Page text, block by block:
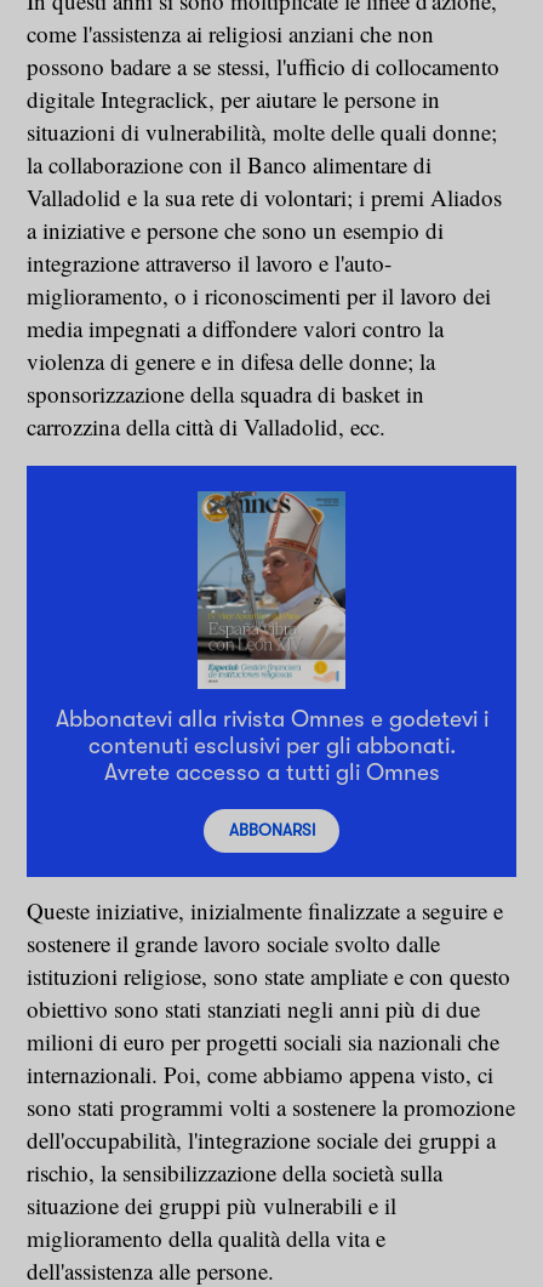
come l'assistenza ai religiosi anziani che non
possono badare a se stessi, l'ufficio di collocamento
digitale Integraclick, per aiutare le persone in
situazioni di vulnerabilità, molte delle quali donne;
la collaborazione con il Banco alimentare di
Valladolid e la sua rete di volontari; i premi Aliados
a iniziative e persone che sono un esempio di
integrazione attraverso il lavoro e l'auto-
miglioramento, o i riconoscimenti per il lavoro dei
media impegnati a diffondere valori contro la
violenza di genere e in difesa delle donne; la
sponsorizzazione della squadra di basket in
carrozzina della città di Valladolid, ecc.
Abbonatevi alla rivista Omnes e godetevi i
contenuti esclusivi per gli abbonati.
Avrete accesso a tutti gli Omnes
ABBONARSI
Queste iniziative, inizialmente finalizzate a seguire e
sostenere il grande lavoro sociale svolto dalle
istituzioni religiose, sono state ampliate e con questo
obiettivo sono stati stanziati negli anni più di due
milioni di euro per progetti sociali sia nazionali che
internazionali. Poi, come abbiamo appena visto, ci
sono stati programmi volti a sostenere la promozione
dell'occupabilità, l'integrazione sociale dei gruppi a
rischio, la sensibilizzazione della società sulla
situazione dei gruppi più vulnerabili e il
miglioramento della qualità della vita e
dell'assistenza alle persone.